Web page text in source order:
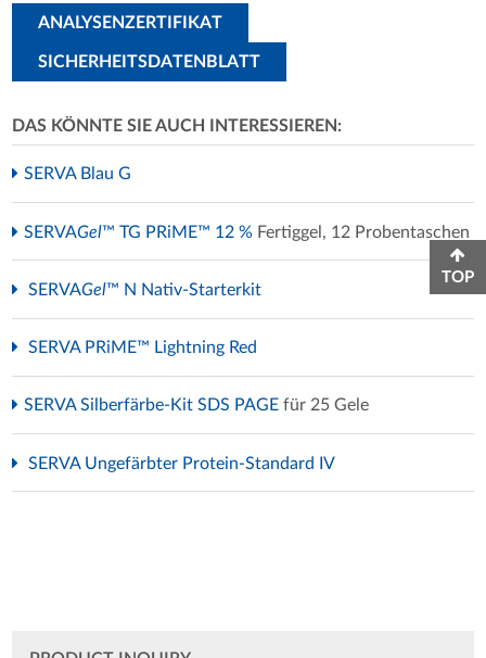
ANALYSENZERTIFIKAT
SICHERHEITSDATENBLATT
DAS KÖNNTE SIE AUCH INTERESSIEREN:
SERVA Blau G
SERVAGel™ TG PRiME™ 12 % Fertiggel, 12 Probentaschen
SERVAGel™ N Nativ-Starterkit
SERVA PRiME™ Lightning Red
SERVA Silberfärbe-Kit SDS PAGE für 25 Gele
SERVA Ungefärbter Protein-Standard IV
TOP